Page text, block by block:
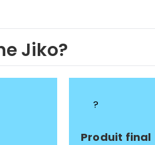
Jiko?
?
Produit final